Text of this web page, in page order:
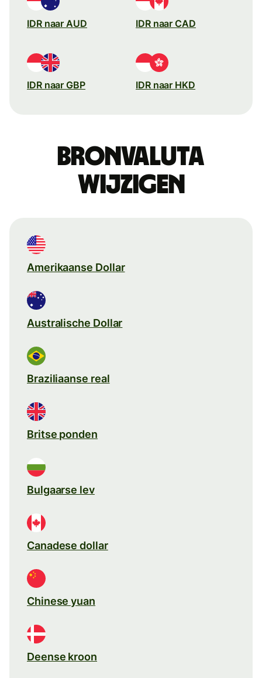
IDR naar AUD IDR naar CAD
IDR naar GBP IDR naar HKD
Bronvaluta
wijzigen
Amerikaanse Dollar
Australische Dollar
Braziliaanse real
Britse ponden
Bulgaarse lev
Canadese dollar
Chinese yuan
Deense kroon